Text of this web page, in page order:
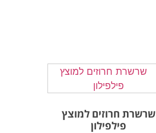
שרשרת חרוזים למוצץ
פילפילון